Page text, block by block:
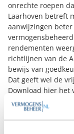
onrechte roepen
Laarhoven betreft
aanwijzingen
rendementen
richtlijnen van de
bewijs van
Dat geeft wel de
Download hier het
Bron: Het